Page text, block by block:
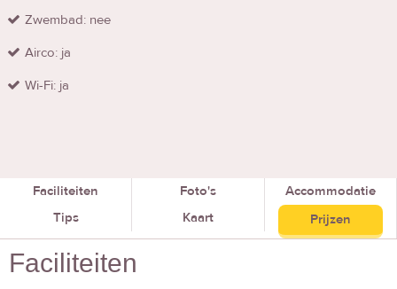
Zwembad: nee
Airco: ja
Wi-Fi: ja
Faciliteiten Foto's
Accommodatie
Tips
Kaart Prijzen
Faciliteiten